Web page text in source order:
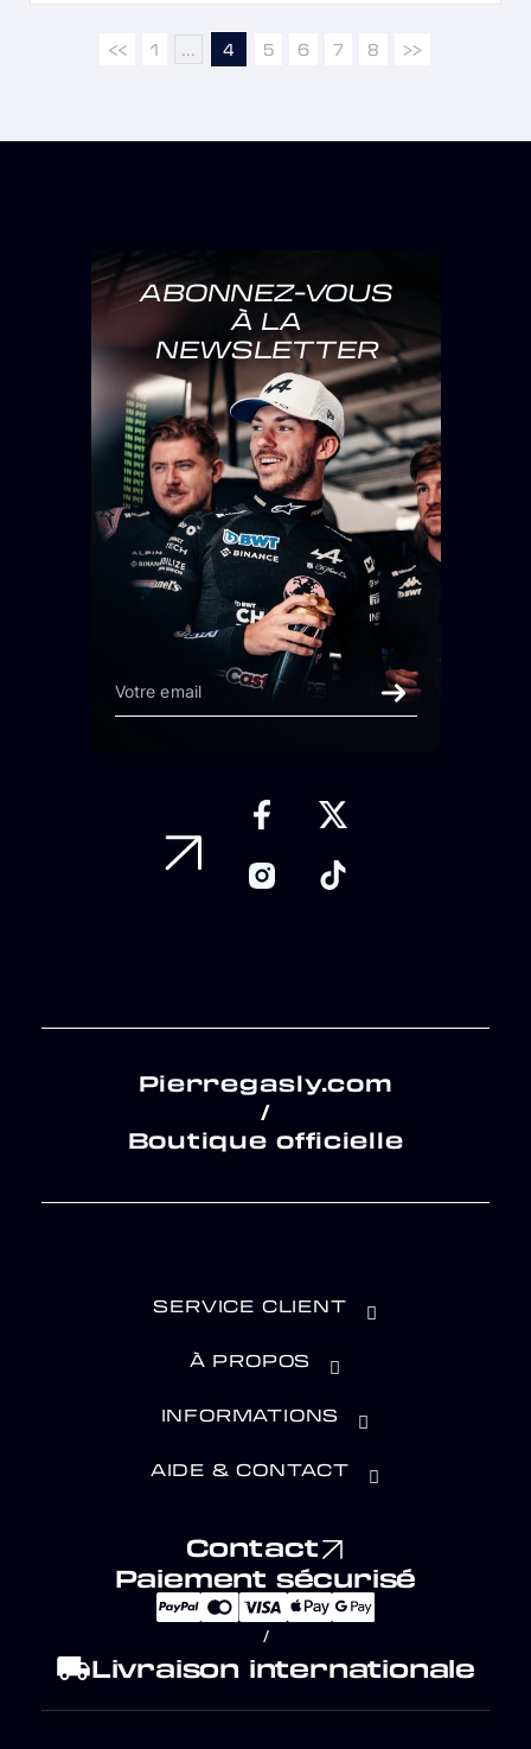
<< 1 ... 4 5 6 7 8 >>
ABONNEZ-VOUS
À LA
NEWSLETTER
Pierregasly.com
/
Boutique officielle
SERVICE CLIENT
À PROPOS
INFORMATIONS
AIDE & CONTACT
Contact
Paiement sécurisé
/
local_shippingLivraison internationale